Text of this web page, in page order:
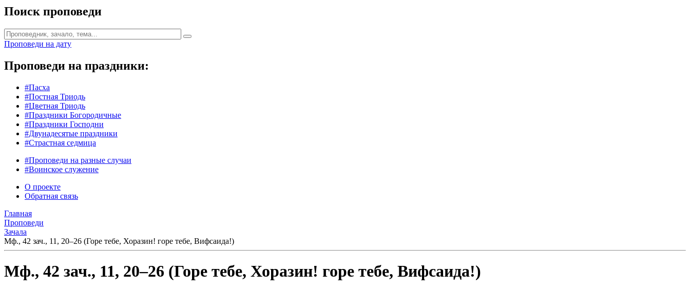
Поиск проповеди
Проповеди на дату
Проповеди на праздники:
#Пасха
#Постная Триодь
#Цветная Триодь
#Праздники Богородичные
#Праздники Господни
#Двунадесятые праздники
#Страстная седмица
#Проповеди на разные случаи
#Воинское служение
О проекте
Обратная связь
Главная
Проповеди
Зачала
Мф., 42 зач., 11, 20–26 (Горе тебе, Хоразин! горе тебе, Вифсаида!)
Мф., 42 зач., 11, 20–26 (Горе тебе, Хоразин! горе тебе, Вифсаида!)